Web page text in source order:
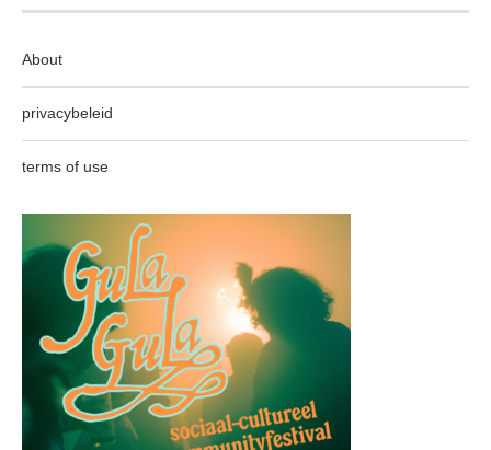
About
privacybeleid
terms of use